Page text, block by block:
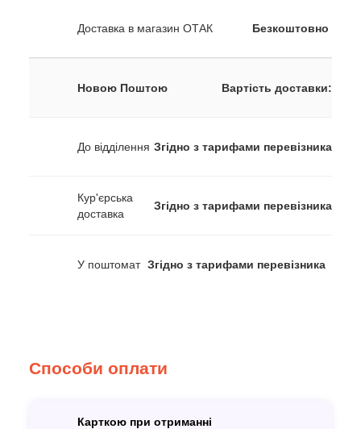
Доставка в магазин ОТАК Безкоштовно
Новою Поштою Вартість доставки:
До відділення Згідно з тарифами перевізника
Кур'єрська
доставка
Згідно з тарифами перевізника
У поштомат Згідно з тарифами перевізника
Способи оплати
Карткою при отриманні